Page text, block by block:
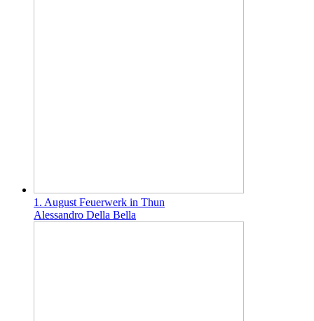
1. August Feuerwerk in Thun
Alessandro Della Bella